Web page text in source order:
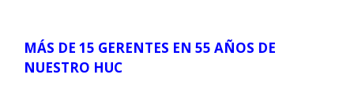
MÁS DE 15 GERENTES EN 55 AÑOS DE
NUESTRO HUC